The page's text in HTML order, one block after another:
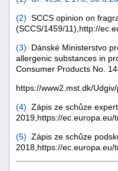
(2) SCCS opinion on
(SCCS/1459/11),http://
(3) Dánské Ministerstvo
allergenic substances in
Consumer Products No.
https://www2.mst.dk/
(4) Zápis ze schůze
2019,https://
(5) Zápis ze schůze
2018,https://